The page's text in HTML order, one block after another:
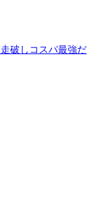
破しコスパ最強だ